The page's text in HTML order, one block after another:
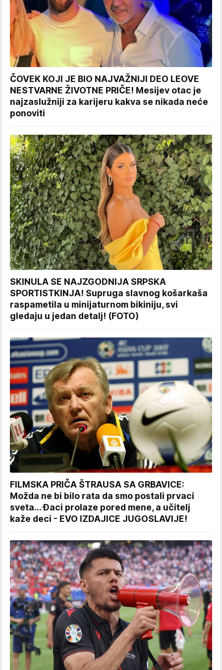
ČOVEK KOJI JE BIO NAJVAŽNIJI DEO LEOVE
NESTVARNE ŽIVOTNE PRIČE! Mesijev otac je
najzaslužniji za karijeru kakva se nikada neće
ponoviti
SKINULA SE NAJZGODNIJA SRPSKA
SPORTISTKINJA! Supruga slavnog košarkaša
raspametila u minijaturnom bikiniju, svi
gledaju u jedan detalj! (FOTO)
FILMSKA PRIČA ŠTRAUSA SA GRBAVICE:
Možda ne bi bilo rata da smo postali prvaci
sveta... Đaci prolaze pored mene, a učitelj
kaže deci - EVO IZDAJICE JUGOSLAVIJE!